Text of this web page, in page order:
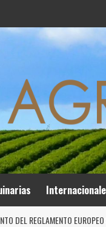
DEL REGLAMENTO